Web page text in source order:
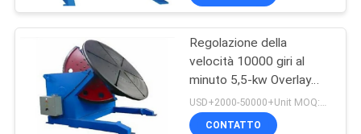
Macchina di
misurazione
Regolazione della
velocità 10000 giri al
minuto 5,5-kw Overlay
Welding Machine
CONTATTO